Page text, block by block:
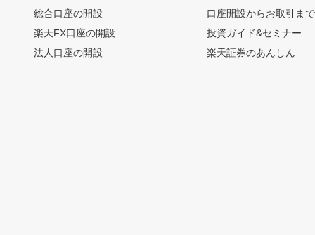
総合口座の開設
楽天FX口座の開設
法人口座の開設
口座開設からお取引ま
投資ガイド&セミナー
楽天証券のあんしん